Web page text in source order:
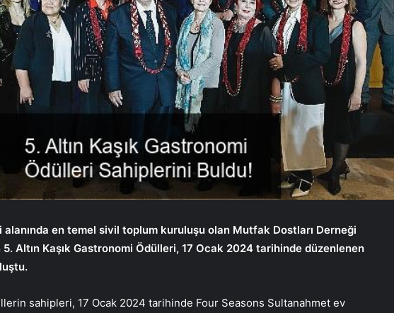
alanında en temel sivil toplum kuruluşu olan Mutfak Dostları Derneği
Altın Kaşık Gastronomi Ödülleri, 17 Ocak 2024 tarihinde düzenlenen
sahipleri, 17 Ocak 2024 tarihinde Four Seasons Sultanahmet ev